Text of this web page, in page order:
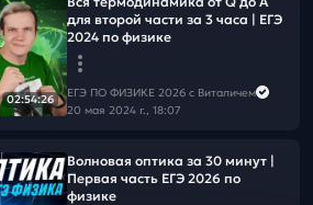
02:54:26
для второй части за 3 часа | ЕГЭ
2024 по физике
ЕГЭ ПО ФИЗИКЕ 2026 с Виталичем
20 мая 2024 г., 18:07
Волновая оптика за 30 минут |
Первая часть ЕГЭ 2026 по
физике